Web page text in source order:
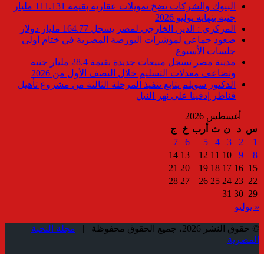
البنوك والشركات تضخ تمويلات عقارية بقيمة 111.131 مليار
جنيه بنهاية يوليو 2026
المركزي : الدين الخارجي لمصر يسجل 164.77 مليار دولار
صعود جماعي لمؤشرات البورصة المصرية في ختام أولى
جلسات الأسبوع
مدينة مصر تسجل مبيعات جديدة بقيمة 28.4 مليار جنيه
وتضاعف معدلات التسليم خلال النصف الأول من 2026
الدكتور سويلم يتابع تنفيذ المرحلة الثالثة من مشروع تأهيل
قناطر إدفينا على نهر النيل
أغسطس 2026
س د ن ث أرب خ
ج
1
2
3
4
5
6
7
8
9
10
11
12
13
14
15
16
17
18
19
20
21
22
23
24
25
26
27
28
29
30
31
« يوليو
© حقوق النشر 2026، جميع الحقوق محفوظة |
مجلة النخبة
المصرية